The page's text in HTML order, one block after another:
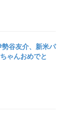
勢谷友介、新米パ
ゃんおめでと